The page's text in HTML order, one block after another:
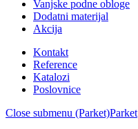
Vanjske podne obloge
Dodatni materijal
Akcija
Kontakt
Reference
Katalozi
Poslovnice
Close submenu (Parket)Parket